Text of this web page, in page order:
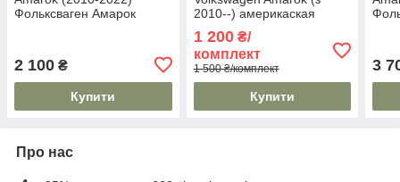
Фольксваген Амарок
2 100 ₴
Купити
2010--) америкаская
1 200₴/
комплект
1 500 ₴/комплект
Купити
3
Про нас